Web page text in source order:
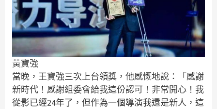
黃寶強
當晚，王寶強三次上台領獎，他感慨地說：「感謝
新時代！感謝組委會給我這份認可！非常開心！我
從影已經24年了，但作為一個導演我還是新人，這